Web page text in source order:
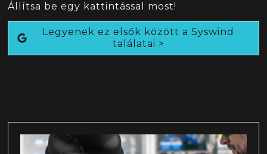
Állítsa be egy kattintással most!
Legyenek ez elsők között a Syswind
találatai >